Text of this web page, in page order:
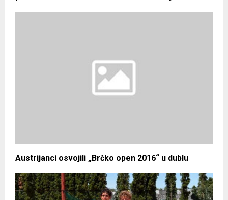
Austrijanci osvojili „Brčko open 2016“ u dublu